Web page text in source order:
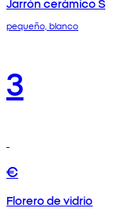
Jarrón cerámico S
pequeño, blanco
3
€
Florero de vidrio